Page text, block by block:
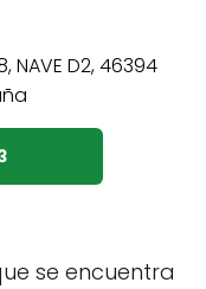
se encuentra